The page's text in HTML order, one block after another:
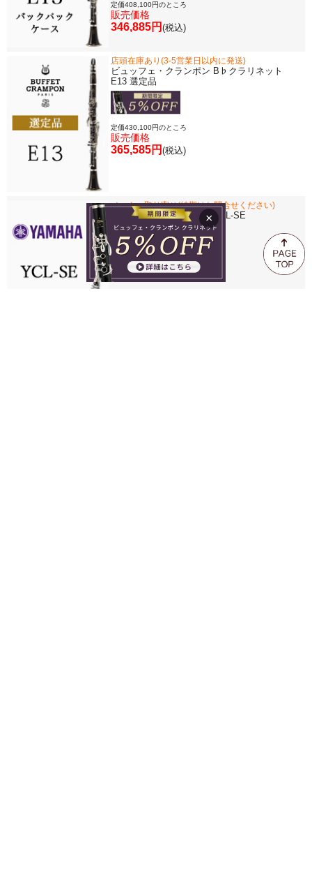
×
定価408,100円のところ
販売価格
346,885円 (税込)
店頭在庫あり(3-5営業日以内に発送)
ビュッフェ・クランポン B♭クラリネット
E13 選定品
定価430,100円のところ
販売価格
365,585円 (税込)
メーカー取り寄せ(納期はお問合せください)
ヤマハ B♭クラリネット YCL-SE
定価418,000円のところ
販売価格
397,100円(税込)